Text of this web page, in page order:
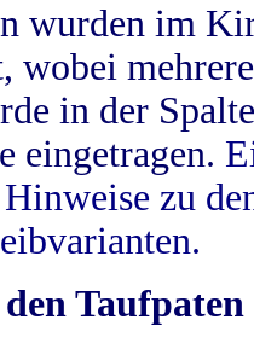
wurden im
wobei
in der
eingetragen.
zu
Taufpaten